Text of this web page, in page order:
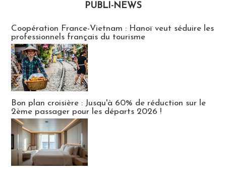
PUBLI-NEWS
Coopération France-Vietnam : Hanoï veut séduire les
professionnels français du tourisme
Bon plan croisière : Jusqu'à 60% de réduction sur le
2ème passager pour les départs 2026 !